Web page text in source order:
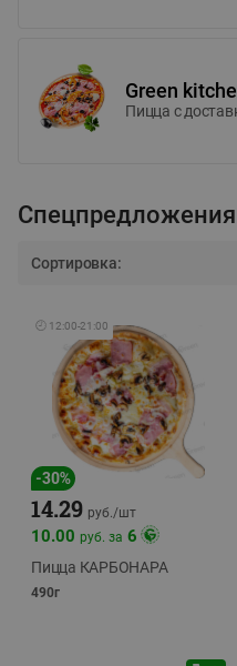
Green
Пицца c
Спецпредложения
Сортировка:
🕘 12:00-21:00
-30%
14.29 руб./шт
10.00 руб. за 6
Пицца КАРБОНАРА
490г